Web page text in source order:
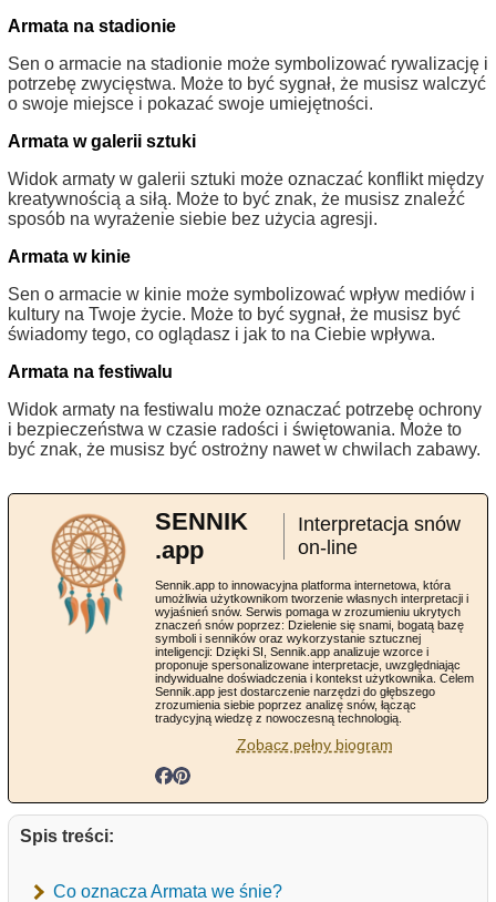
Armata na stadionie
Sen o armacie na stadionie może symbolizować rywalizację i
potrzebę zwycięstwa. Może to być sygnał, że musisz walczyć
o swoje miejsce i pokazać swoje umiejętności.
Armata w galerii sztuki
Widok armaty w galerii sztuki może oznaczać konflikt między
kreatywnością a siłą. Może to być znak, że musisz znaleźć
sposób na wyrażenie siebie bez użycia agresji.
Armata w kinie
Sen o armacie w kinie może symbolizować wpływ mediów i
kultury na Twoje życie. Może to być sygnał, że musisz być
świadomy tego, co oglądasz i jak to na Ciebie wpływa.
Armata na festiwalu
Widok armaty na festiwalu może oznaczać potrzebę ochrony
i bezpieczeństwa w czasie radości i świętowania. Może to
być znak, że musisz być ostrożny nawet w chwilach zabawy.
SENNIK
.app
Interpretacja snów
on-line
Sennik.app to innowacyjna platforma internetowa, która
umożliwia użytkownikom tworzenie własnych interpretacji i
wyjaśnień snów. Serwis pomaga w zrozumieniu ukrytych
znaczeń snów poprzez: Dzielenie się snami, bogatą bazę
symboli i senników oraz wykorzystanie sztucznej
inteligencji: Dzięki SI, Sennik.app analizuje wzorce i
proponuje spersonalizowane interpretacje, uwzględniając
indywidualne doświadczenia i kontekst użytkownika. Celem
Sennik.app jest dostarczenie narzędzi do głębszego
zrozumienia siebie poprzez analizę snów, łącząc
tradycyjną wiedzę z nowoczesną technologią.
Zobacz pełny biogram
Spis treści:
Co oznacza Armata we śnie?